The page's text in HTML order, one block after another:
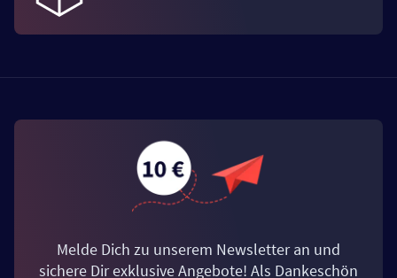
Melde Dich zu unserem Newsletter an und
sichere Dir exklusive Angebote! Als Dankeschön